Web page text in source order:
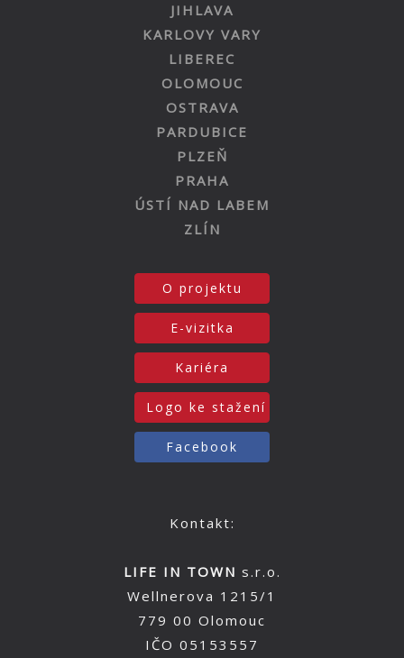
JIHLAVA
KARLOVY VARY
LIBEREC
OLOMOUC
OSTRAVA
PARDUBICE
PLZEŇ
PRAHA
ÚSTÍ NAD LABEM
ZLÍN
O projektu
E-vizitka
Kariéra
Logo ke stažení
Facebook
Kontakt:
LIFE IN TOWN s.r.o.
Wellnerova 1215/1
779 00 Olomouc
IČO 05153557